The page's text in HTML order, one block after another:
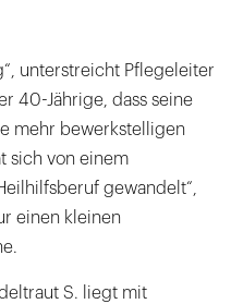
unterstreicht Pflegeleiter
40-Jährige, dass seine
mehr bewerkstelligen
sich von einem
gewandelt“,
einen kleinen
S. liegt mit